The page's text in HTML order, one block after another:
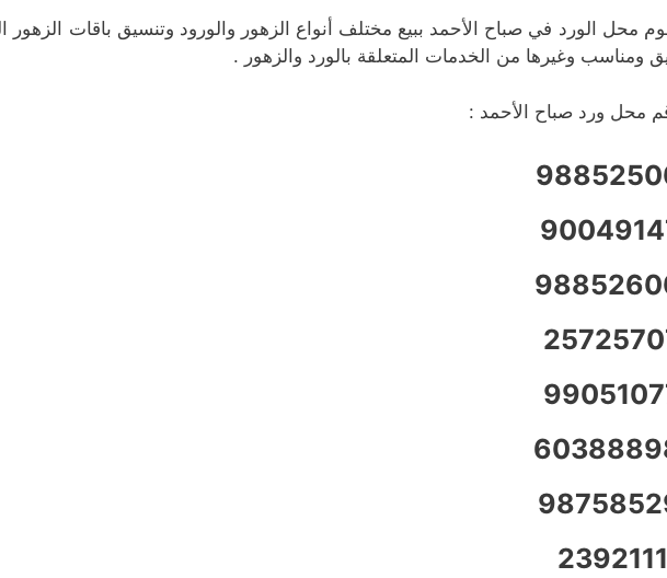
محل الورد في صباح الأحمد ببيع مختلف أنواع الزهور والورود وتنسيق باقات الزهور
ومناسب وغيرها من الخدمات المتعلقة بالورد والزهور .
محل ورد صباح الأحمد :